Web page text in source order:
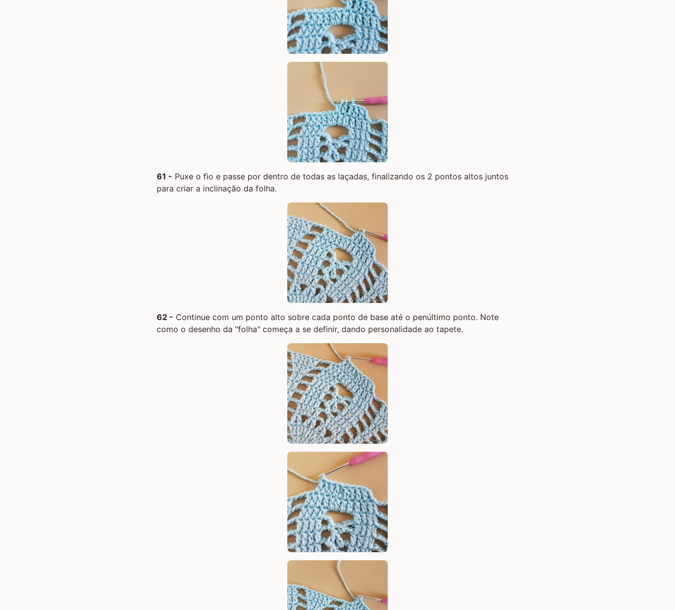
61 - Puxe o fio e passe por dentro de todas as laçadas, finalizando os 2 pontos altos juntos
para criar a inclinação da folha.
62 - Continue com um ponto alto sobre cada ponto de base até o penúltimo ponto. Note
como o desenho da "folha" começa a se definir, dando personalidade ao tapete.